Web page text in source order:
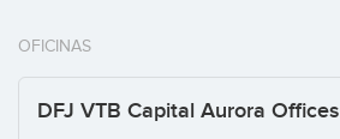
OFICINAS
DFJ VTB Capital Aurora Offices